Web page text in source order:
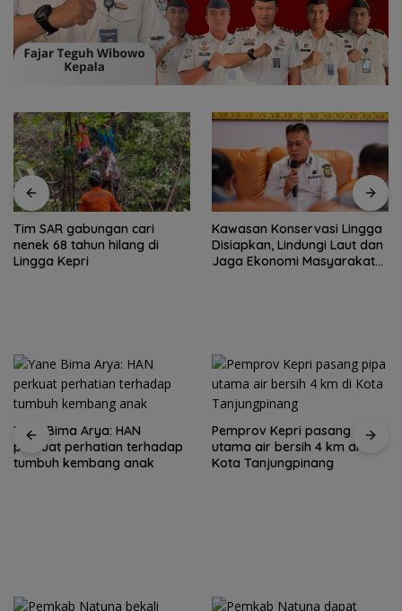
Tim SAR gabungan cari
nenek 68 tahun hilang di
Lingga Kepri
Kawasan Konservasi Lingga
Disiapkan, Lindungi Laut dan
Jaga Ekonomi Masyarakat
Yane Bima Arya: HAN
perkuat perhatian terhadap
tumbuh kembang anak
Pemprov Kepri pasang pipa
utama air bersih 4 km di
Kota Tanjungpinang